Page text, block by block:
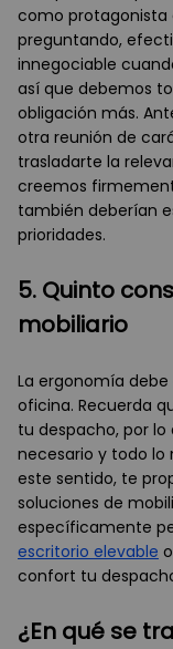
como protagonista
preguntando,
innegociable
así que debemos
obligación más.
otra reunión de
trasladarte la
creemos
también deberían
prioridades.
5. Quinto
mobiliario
La ergonomía
oficina. Recuerda
tu despacho, por
necesario y todo lo
este sentido, te
soluciones de
específicamente
escritorio elevable
confort tu
¿En qué se